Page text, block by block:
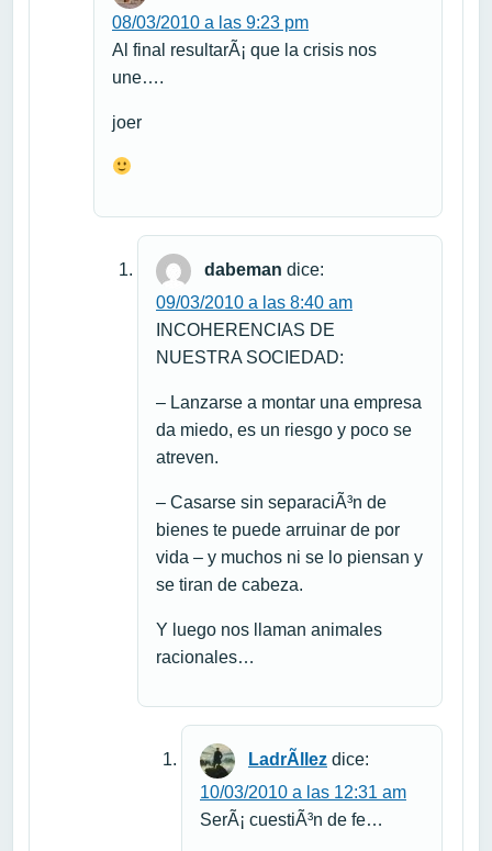
08/03/2010 a las 9:23 pm
Al final resultarÃ¡ que la crisis nos
une….
joer
dabeman dice:
09/03/2010 a las 8:40 am
INCOHERENCIAS DE
NUESTRA SOCIEDAD:
– Lanzarse a montar una empresa
da miedo, es un riesgo y poco se
atreven.
– Casarse sin separaciÃ³n de
bienes te puede arruinar de por
vida – y muchos ni se lo piensan y
se tiran de cabeza.
Y luego nos llaman animales
racionales…
LadrÃ­llez dice:
10/03/2010 a las 12:31 am
SerÃ¡ cuestiÃ³n de fe…